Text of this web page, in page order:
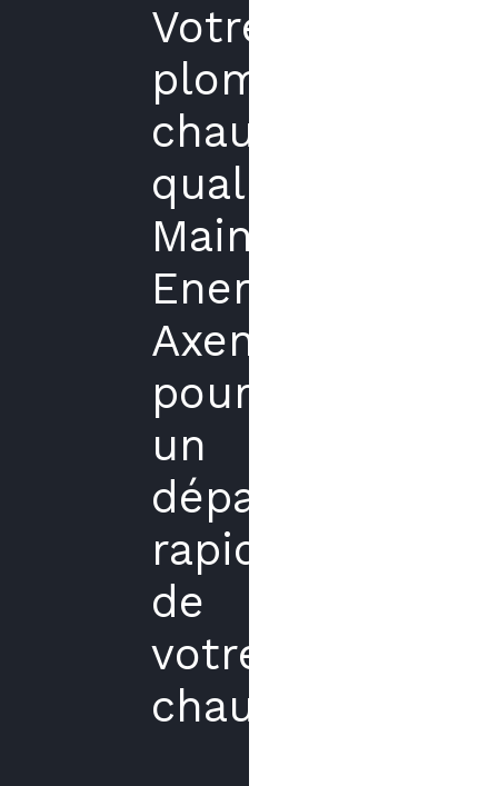
Votre
plombier
chauffagiste
qualifié
Maintenance
Energies
Axenergie
pour
un
dépannage
rapide
de
votre
chaudière